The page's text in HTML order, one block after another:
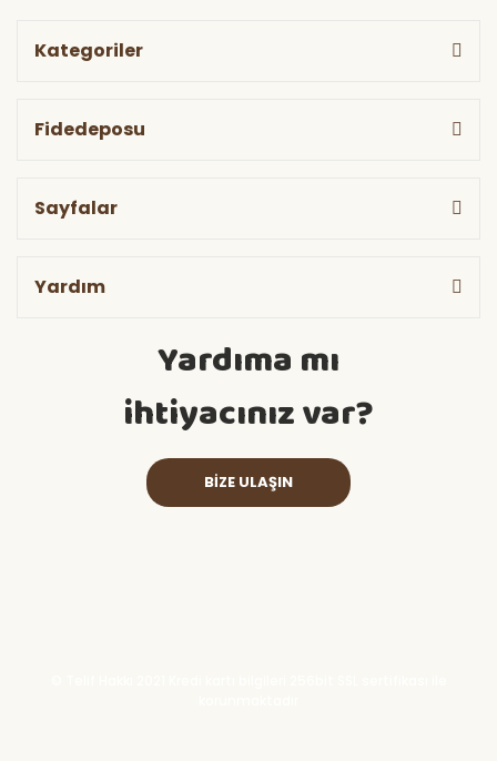
Kategoriler
Fidedeposu
Sayfalar
Yardım
Yardıma mı
ihtiyacınız var?
BİZE ULAŞIN